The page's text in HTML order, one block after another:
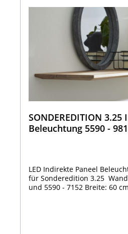
SONDEREDITION 3.25 Indirekte Paneel
Beleuchtung 5590 -
LED Indirekte Paneel
für Sonderedition 3.25
und 5590 - 7152 Breite: 60 cm. 1 Stück Lichtleiste